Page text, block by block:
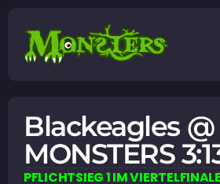
Blackeagles @
MONSTERS
PFLICHTSIEG 1 IM